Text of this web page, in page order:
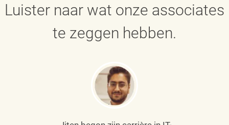
Luister naar wat onze associates
te zeggen hebben.